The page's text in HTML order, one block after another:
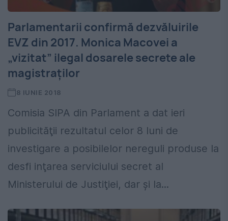
Parlamentarii confirmă dezvăluirile
EVZ din 2017. Monica Macovei a
„vizitat” ilegal dosarele secrete ale
magistraţilor
8 IUNIE 2018
Comisia SIPA din Parlament a dat ieri
publicităţii rezultatul celor 8 luni de
investigare a posibilelor nereguli produse la
desfi inţarea serviciului secret al
Ministerului de Justiţiei, dar şi la...